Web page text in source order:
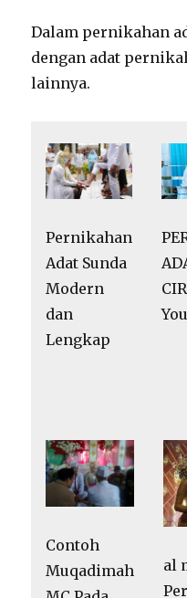
Dalam pernikahan
dengan adat
lainnya.
Pernikahan
Adat Sunda
Modern
dan
Lengkap
Contoh
Muqadimah
al